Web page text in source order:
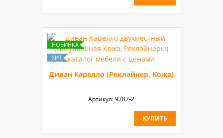
Диван Карелло (Реклайнер, Кожа)
Артикул:9782-2
КУПИТЬ